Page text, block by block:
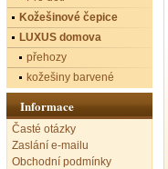
Kožešinové čepice
LUXUS domova
přehozy
kožešiny barvené
Informace
Časté otázky
Zaslání e-mailu
Obchodní podmínky